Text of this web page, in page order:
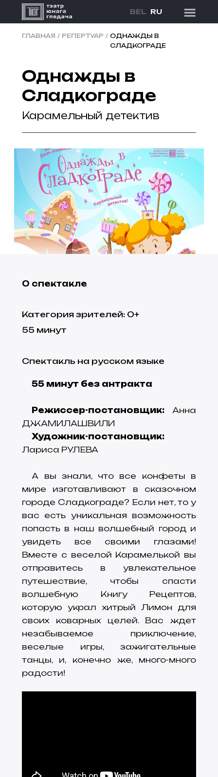
BEL RU
ГЛАВНАЯ / РЕПЕРТУАР / ОДНАЖДЫ В
СЛАДКОГРАДЕ
Однажды в
Сладкограде
Карамельный детектив
О спектакле
Категория зрителей: 0+
55 минут
Спектакль на русском языке
55 минут без антракта
Режиссер-постановщик: Анна
ДЖАМИЛАШВИЛИ
Художник-постановщик:
Лариса РУЛЕВА
А вы знали, что все конфеты в
мире изготавливают в сказочном
городе Сладкограде? Если нет, то у
вас есть уникальная возможность
попасть в наш волшебный город и
увидеть все своими глазами!
Вместе с веселой Карамелькой вы
отправитесь в увлекательное
путешествие, чтобы спасти
волшебную Книгу Рецептов,
которую украл хитрый Лимон для
своих коварных целей. Вас ждет
незабываемое приключение,
веселые игры, зажигательные
танцы, и, конечно же, много-много
радости!